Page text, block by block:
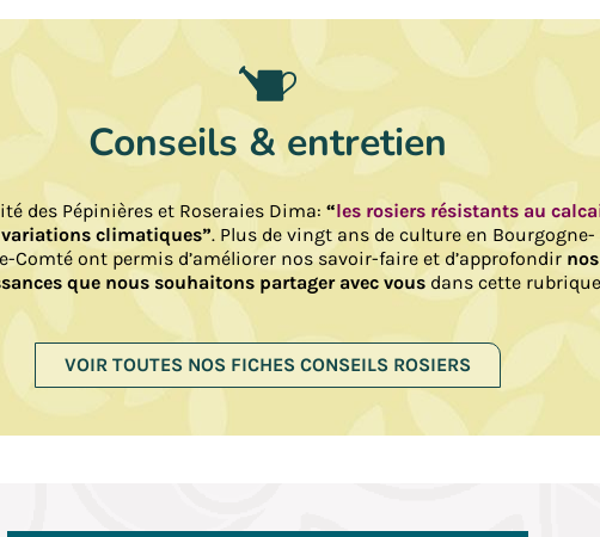
Conseils & entretien
des Pépinières et Roseraies Dima: “les rosiers résistants au
climatiques”. Plus de vingt ans de culture en Bourgogne-
Comté ont permis d’améliorer nos savoir-faire et d’approfondir nos
que nous souhaitons partager avec vous dans cette
VOIR TOUTES NOS FICHES CONSEILS ROSIERS